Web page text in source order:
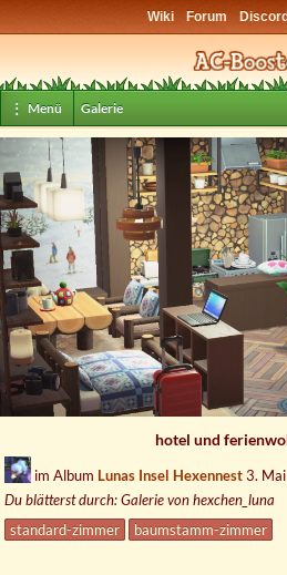
Wiki Forum Discord
⋮ Menü Galerie
hotel und
im Album Lunas Insel Hexennest3.
Du blätterst durch: Galerie von hexchen_luna
standard-zimmer
baumstamm-zimmer